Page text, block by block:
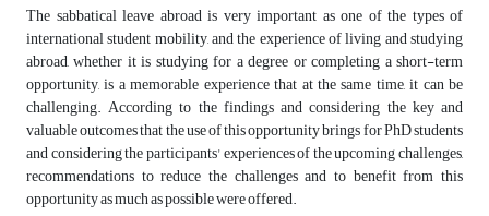
The sabbatical leave abroad is very important as one of the types of
international student mobility, and the experience of living and studying
abroad, whether it is studying for a degree or completing a short-term
opportunity, is a memorable experience that at the same time, it can be
challenging. According to the findings and considering the key and
valuable outcomes that the use of this opportunity brings for PhD students
and considering the participants' experiences of the upcoming challenges,
recommendations to reduce the challenges and to benefit from this
opportunity as much as possible were offered.